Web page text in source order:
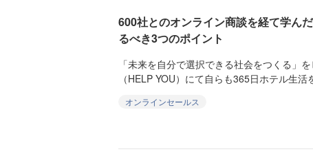
600社とのオンライン商談を経て学ん
るべき3つのポイント
「未来を自分で選択できる社会をつくる」
（HELP YOU）にて自らも365日ホテル生
オンラインセールス